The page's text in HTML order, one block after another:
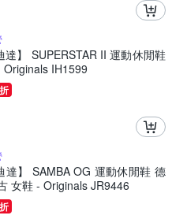
達】 SUPERSTAR II 運動休閒鞋
Originals IH1599
達】 SAMBA OG 運動休閒鞋 德
女鞋 - Originals JR9446